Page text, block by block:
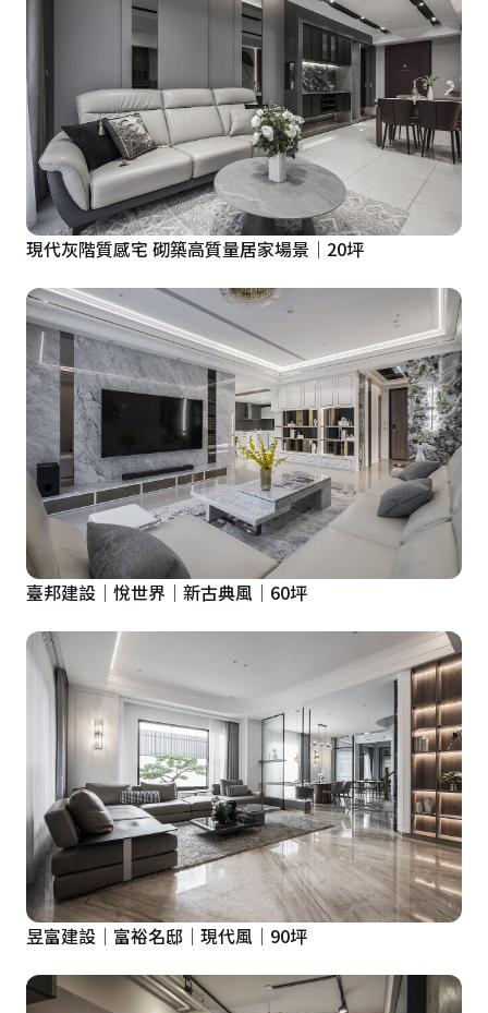
現代灰階質感宅 砌築高質量居家場景│20坪
臺邦建設│悅世界│新古典風│60坪
昱富建設│富裕名邸│現代風│90坪